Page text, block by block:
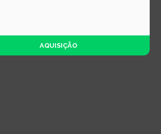
AQUISIÇÃO